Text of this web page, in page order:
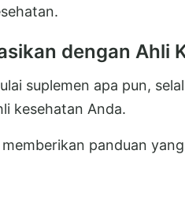
dengan Ahli
suplemen apa pun,
kesehatan Anda.
panduan